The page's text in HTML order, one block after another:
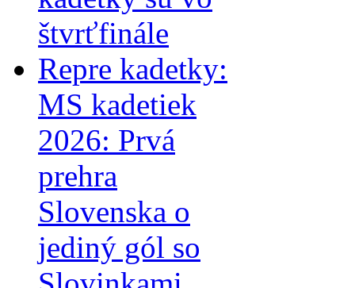
štvrťfinále
Repre kadetky:
MS kadetiek
2026: Prvá
prehra
Slovenska o
jediný gól so